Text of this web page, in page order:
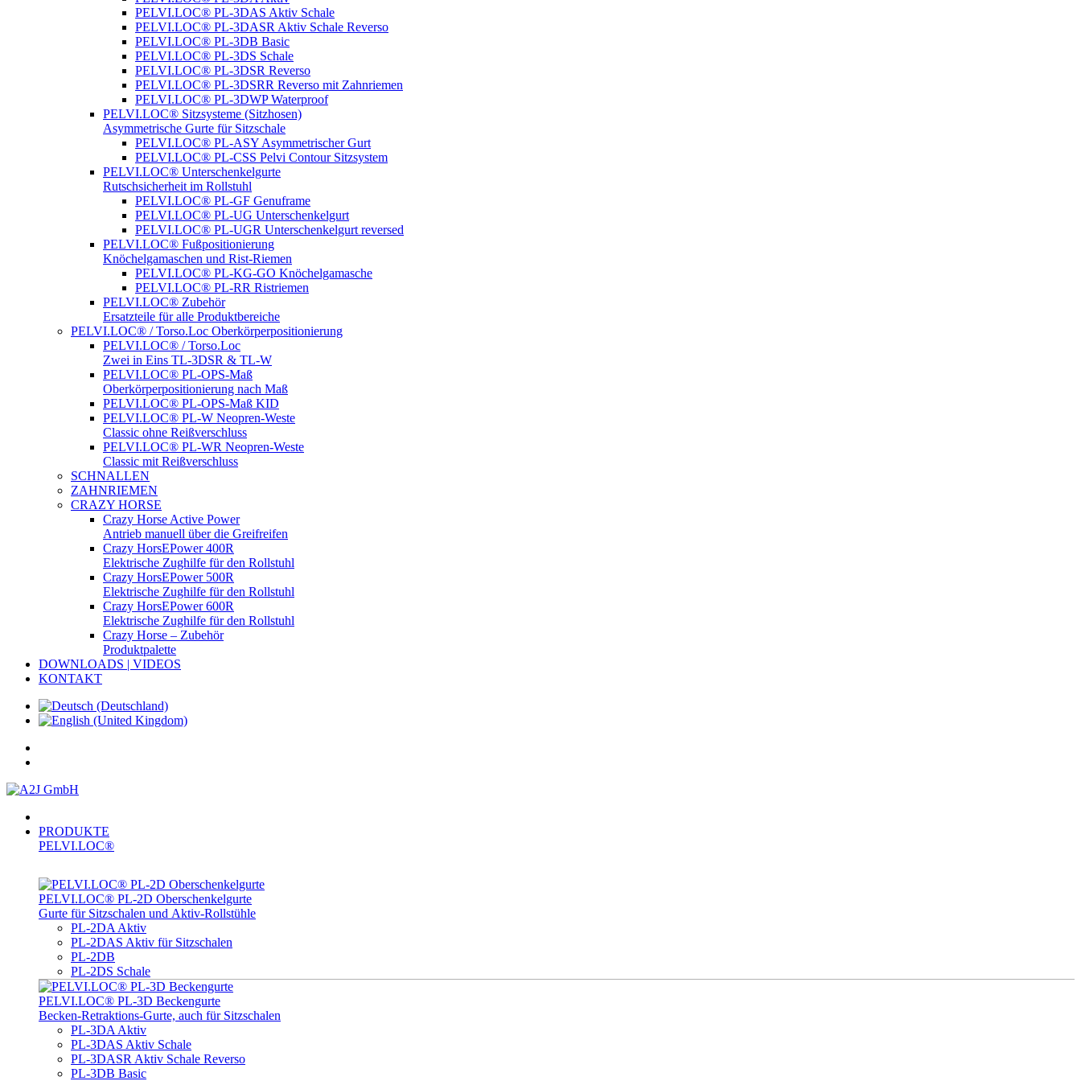
PELVI.LOC® PL-3DAS Aktiv Schale
PELVI.LOC® PL-3DASR Aktiv Schale Reverso
PELVI.LOC® PL-3DB Basic
PELVI.LOC® PL-3DS Schale
PELVI.LOC® PL-3DSR Reverso
PELVI.LOC® PL-3DSRR Reverso mit Zahnriemen
PELVI.LOC® PL-3DWP Waterproof
PELVI.LOC® Sitzsysteme (Sitzhosen)
Asymmetrische Gurte für Sitzschale
PELVI.LOC® PL-ASY Asymmetrischer Gurt
PELVI.LOC® PL-CSS Pelvi Contour Sitzsystem
PELVI.LOC® Unterschenkelgurte
Rutschsicherheit im Rollstuhl
PELVI.LOC® PL-GF Genuframe
PELVI.LOC® PL-UG Unterschenkelgurt
PELVI.LOC® PL-UGR Unterschenkelgurt reversed
PELVI.LOC® Fußpositionierung
Knöchelgamaschen und Rist-Riemen
PELVI.LOC® PL-KG-GO Knöchelgamasche
PELVI.LOC® PL-RR Ristriemen
PELVI.LOC® Zubehör
Ersatzteile für alle Produktbereiche
PELVI.LOC® / Torso.Loc Oberkörperpositionierung
PELVI.LOC® / Torso.Loc
Zwei in Eins TL-3DSR & TL-W
PELVI.LOC® PL-OPS-Maß
Oberkörperpositionierung nach Maß
PELVI.LOC® PL-OPS-Maß KID
PELVI.LOC® PL-W Neopren-Weste
Classic ohne Reißverschluss
PELVI.LOC® PL-WR Neopren-Weste
Classic mit Reißverschluss
SCHNALLEN
ZAHNRIEMEN
CRAZY HORSE
Crazy Horse Active Power
Antrieb manuell über die Greifreifen
Crazy HorsEPower 400R
Elektrische Zughilfe für den Rollstuhl
Crazy HorsEPower 500R
Elektrische Zughilfe für den Rollstuhl
Crazy HorsEPower 600R
Elektrische Zughilfe für den Rollstuhl
Crazy Horse – Zubehör
Produktpalette
DOWNLOADS | VIDEOS
KONTAKT
PRODUKTE
PELVI.LOC®
PELVI.LOC® PL-­2D Oberschenkelgurte
Gurte für Sitzschalen und Aktiv-Rollstühle
PL-2DA Aktiv
PL-2DAS Aktiv für Sitzschalen
PL-2DB
PL-2DS Schale
PELVI.LOC® PL-3D Beckengurte
Becken-Retraktions-Gurte, auch für Sitzschalen
PL-3DA Aktiv
PL-3DAS Aktiv Schale
PL-3DASR Aktiv Schale Reverso
PL-3DB Basic